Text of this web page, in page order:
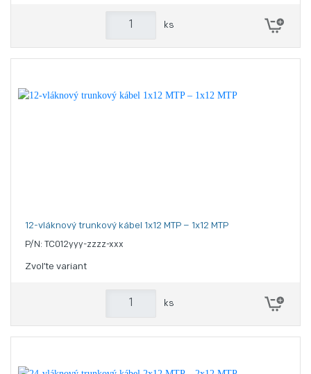
ks
12-vláknový trunkový kábel 1x12 MTP – 1x12 MTP
P/N: TC012yyy-zzzz-xxx
Zvoľte variant
ks